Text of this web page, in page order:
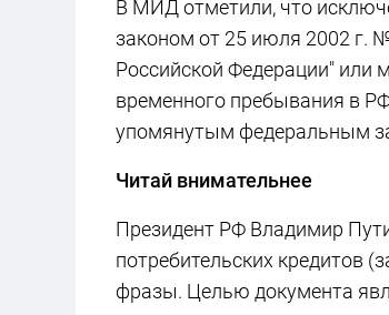
В МИД отметили, что
законом от 25 июля 2002 г.
Российской Федерации" или
временного пребывания в
упомянутым федеральным
Читай внимательнее
Президент РФ Владимир
потребительских кредитов
фразы. Целью документа